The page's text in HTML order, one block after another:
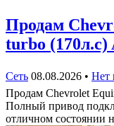
Продам
turbo
Сеть 08.08.2026 • Нет
Продам Chevrolet
Полный привод
отличном состоянии